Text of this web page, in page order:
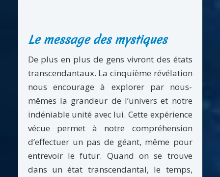
Le message des mystiques
De plus en plus de gens vivront des états
transcendantaux. La cinquième révélation
nous encourage à explorer par nous-
mêmes la grandeur de l’univers et notre
indéniable unité avec lui. Cette expérience
vécue permet à notre compréhension
d’effectuer un pas de géant, même pour
entrevoir le futur. Quand on se trouve
dans un état transcendantal, le temps,